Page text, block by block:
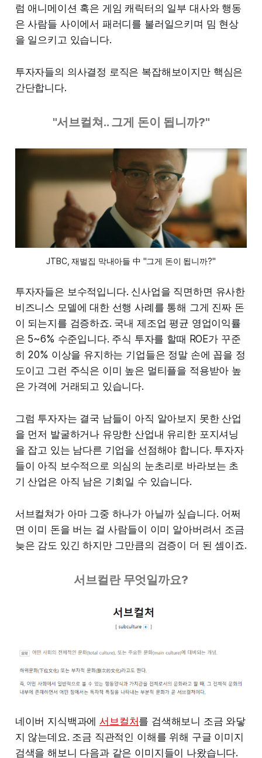
럼 애니메이션 혹은 게임 캐릭터의 일부 대사와 행동
은 사람들 사이에서 패러디를 불러일으키며 밈 현상
을 일으키고 있습니다.
투자자들의 의사결정 로직은 복잡해보이지만 핵심은
간단합니다.
"서브컬쳐.. 그게 돈이 됩니까?"
JTBC, 재벌집 막내아들 中 "그게 돈이 됩니까?"
투자자들은 보수적입니다. 신사업을 직면하면 유사한
비즈니스 모델에 대한 선행 사례를 통해 그게 진짜 돈
이 되는지를 검증하죠. 국내 제조업 평균 영업이익률
은 5~6% 수준입니다. 주식 투자를 할때 ROE가 꾸준
히 20% 이상을 유지하는 기업들은 정말 손에 꼽을 정
도이고 그런 주식은 이미 높은 멀티플을 적용받아 높
은 가격에 거래되고 있습니다.
그럼 투자자는 결국 남들이 아직 알아보지 못한 산업
을 먼저 발굴하거나 유망한 산업내 유리한 포지셔닝
을 잡고 있는 남다른 기업을 선점해야 합니다. 투자자
들이 아직 보수적으로 의심의 눈초리로 바라보는 초
기 산업은 아직 남은 기회일 수 있습니다.
서브컬쳐가 아마 그중 하나가 아닐까 싶습니다. 어쩌
면 이미 돈을 버는 걸 사람들이 이미 알아버려서 조금
늦은 감도 있긴 하지만 그만큼의 검증이 더 된 셈이죠.
서브컬란 무엇일까요?
네이버 지식백과에 서브컬처를 검색해보니 조금 와닿
지 않는데요. 조금 직관적인 이해를 위해 구글 이미지
검색을 해보니 다음과 같은 이미지들이 나왔습니다.